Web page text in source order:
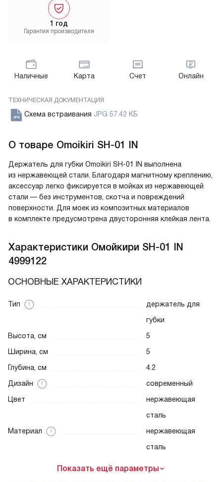
1 год
Гарантия производителя
Наличные Карта Счет Онлайн
ТЕХНИЧЕСКАЯ ДОКУМЕНТАЦИЯ
Схема встраивания JPG 57.42 КБ
О товаре Omoikiri SH-01 IN
Держатель для губки Omoikiri SH-01 IN выполнена
из нержавеющей стали. Благодаря магнитному креплению,
аксессуар легко фиксируется в мойках из нержавеющей
стали — без инструментов, скотча и повреждений
поверхности. Для моек из композитных материалов
в комплекте предусмотрена двусторонняя клейкая лента.
Характеристики Омойкири SH-01 IN
4999122
ОСНОВНЫЕ ХАРАКТЕРИСТИКИ
Тип
держатель для
губки
Высота, см
5
Ширина, см
5
Глубина, см
4.2
Дизайн
современный
Цвет
нержавеющая
сталь
Материал
нержавеющая
сталь
Показать ещё параметры